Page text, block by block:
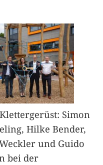
Simon
Hilke Bender,
und Guido
bei der